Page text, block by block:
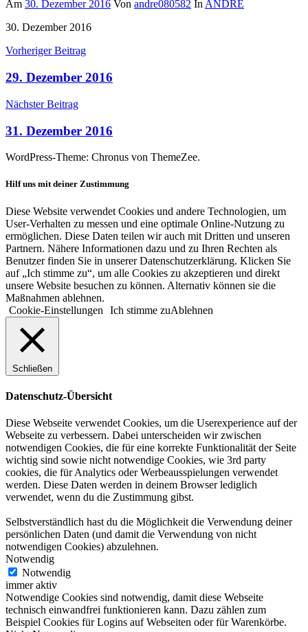
Am 30. Dezember 2016 Von andre080582 InANDRE
30. Dezember 2016
Beitragsnavigation
Vorheriger Beitrag
29. Dezember 2016
Nächster Beitrag
31. Dezember 2016
WordPress-Theme: Chronus von ThemeZee.
Hilf uns mit deiner Zustimmung
Diese Website verwendet Cookies und andere Technologien, um
User-Verhalten zu messen und eine optimale Online-Nutzung zu
ermöglichen. Diese Daten teilen wir auch mit Dritten und unseren
Partnern. Nähere Informationen dazu und zu Ihren Rechten als
Benutzer finden Sie in unserer Datenschutzerklärung. Klicken Sie
auf „Ich stimme zu“, um alle Cookies zu akzeptieren und direkt
unsere Website besuchen zu können. Alternativ können sie die
Maßnahmen ablehnen.
Cookie-Einstellungen
Ich stimme zuAblehnen
Schließen
Datenschutz-Übersicht
Diese Webseite verwendet Cookies, um die Userexperience auf der
Webseite zu verbessern. Dabei unterscheiden wir zwischen
notwendigen Cookies, die für eine korrekte Funktionalität der Seite
wichtig sind sowie nicht notwendige Cookies, wie 3rd party
cookies, die für Analytics oder Werbeausspielungen verwendet
werden. Diese Daten werden in deinem Browser lediglich
verwendet, wenn du die Zustimmung gibst.
Selbstverständlich hast du die Möglichkeit die Verwendung deiner
persönlichen Daten (und damit die Verwendung von nicht
notwendigen Cookies) abzulehnen.
Notwendig
Notwendig
immer aktiv
Notwendige Cookies sind notwendig, damit diese Webseite
technisch einwandfrei funktionieren kann. Dazu zählen zum
Beispiel Cookies für Logins auf Webseiten oder für Warenkörbe.